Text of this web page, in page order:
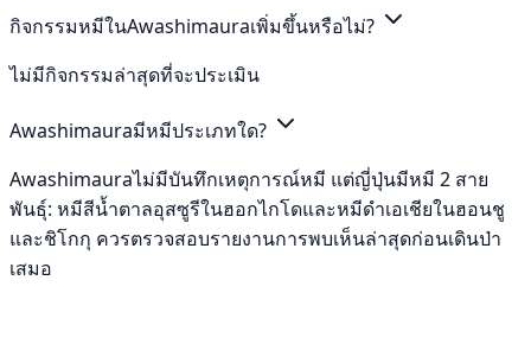
กิจกรรมหมีในAwashimauraเพิ่มขึ้นหรือไม่?
ไม่มีกิจกรรมล่าสุดที่จะประเมิน
Awashimauraมีหมีประเภทใด?
Awashimauraไม่มีบันทึกเหตุการณ์หมี แต่ญี่ปุ่นมีหมี 2 สาย
พันธุ์: หมีสีน้ำตาลอุสซูรีในฮอกไกโดและหมีดำเอเชียในฮอนชู
และชิโกกุ ควรตรวจสอบรายงานการพบเห็นล่าสุดก่อนเดินป่า
เสมอ